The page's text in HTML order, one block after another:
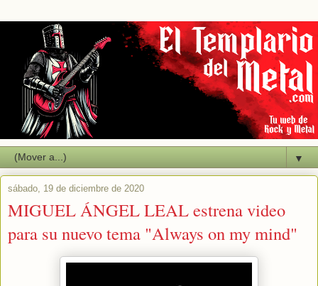
▼
sábado, 19 de diciembre de 2020
MIGUEL ÁNGEL LEAL estrena video
para su nuevo tema "Always on my mind"